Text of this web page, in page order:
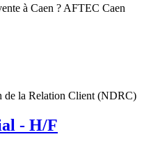
à Caen ? AFTEC Caen
de la Relation Client (NDRC)
- H/F